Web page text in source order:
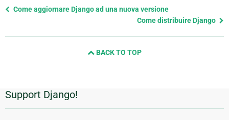
Previous
Come aggiornare Django ad una nuova versione
Come distribuire Django
BACK TO TOP
Informazioni
aggiuntive
Support Django!